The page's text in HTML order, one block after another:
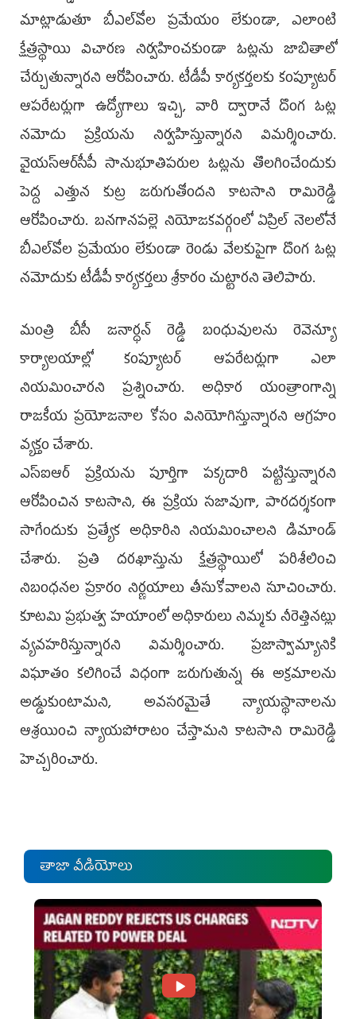
మాట్లాడుతూ బీఎల్‌వోల ప్రమేయం లేకుండా, ఎలాంటి
క్షేత్రస్థాయి విచారణ నిర్వహించకుండా ఓట్లను జాబితాలో
చేర్చుతున్నారని ఆరోపించారు. టీడీపీ కార్యకర్తలకు కంప్యూటర్
ఆపరేటర్లుగా ఉద్యోగాలు ఇచ్చి, వారి ద్వారానే దొంగ ఓట్ల
నమోదు ప్రక్రియను నిర్వహిస్తున్నారని విమర్శించారు.
వైయ‌స్ఆర్‌సీపీ సానుభూతిపరుల ఓట్లను తొలగించేందుకు
పెద్ద ఎత్తున కుట్ర జరుగుతోందని కాటసాని రామిరెడ్డి
ఆరోపించారు. బనగానపల్లె నియోజకవర్గంలో ఏప్రిల్ నెలలోనే
బీఎల్‌వోల ప్రమేయం లేకుండా రెండు వేలకుపైగా దొంగ ఓట్ల
నమోదుకు టీడీపీ కార్యకర్తలు శ్రీకారం చుట్టారని తెలిపారు.
మంత్రి బీసీ జనార్ధన్ రెడ్డి బంధువులను రెవెన్యూ
కార్యాలయాల్లో కంప్యూటర్ ఆపరేటర్లుగా ఎలా
నియమించారని ప్రశ్నించారు. అధికార యంత్రాంగాన్ని
రాజకీయ ప్రయోజనాల కోసం వినియోగిస్తున్నారని ఆగ్రహం
వ్యక్తం చేశారు.
ఎస్‌ఐఆర్ ప్రక్రియను పూర్తిగా పక్కదారి పట్టిస్తున్నారని
ఆరోపించిన కాటసాని, ఈ ప్రక్రియ సజావుగా, పారదర్శకంగా
సాగేందుకు ప్రత్యేక అధికారిని నియమించాలని డిమాండ్
చేశారు. ప్రతి దరఖాస్తును క్షేత్రస్థాయిలో పరిశీలించి
నిబంధనల ప్రకారం నిర్ణయాలు తీసుకోవాలని సూచించారు.
కూటమి ప్రభుత్వ హయాంలో అధికారులు నిమ్మకు నీరెత్తినట్లు
వ్యవహరిస్తున్నారని విమర్శించారు. ప్రజాస్వామ్యానికి
విఘాతం కలిగించే విధంగా జరుగుతున్న ఈ అక్రమాలను
అడ్డుకుంటామని, అవసరమైతే న్యాయస్థానాలను
ఆశ్రయించి న్యాయపోరాటం చేస్తామని కాటసాని రామిరెడ్డి
హెచ్చరించారు.
తాజా వీడియోలు